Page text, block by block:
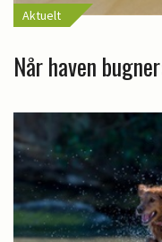
Aktuelt
Når haven